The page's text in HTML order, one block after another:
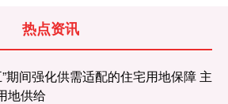
热点资讯
期间强化供需适配的住宅用地保障 主
地供给